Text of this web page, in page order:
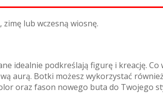
lub wczesną wiosnę.
idealnie podkreślają figurę i kreację. Co
aurą. Botki możesz wykorzystać
oraz fason nowego buta do Twojego